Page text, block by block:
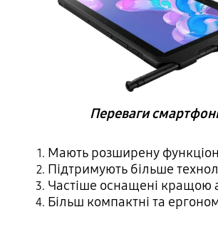
Переваги
Мають розширену
Підтримують більше
Частіше оснащені кращою
Більш компактні та